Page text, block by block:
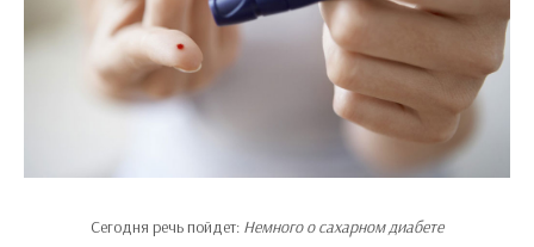
Сегодня речь пойдет: Немного о сахарном диабете